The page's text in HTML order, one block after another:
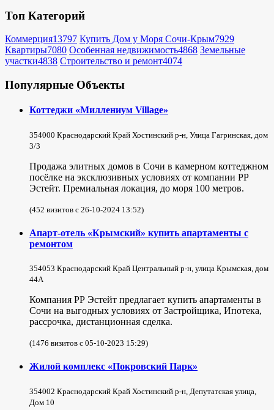
Топ Категорий
Коммерция13797 Купить Дом у Моря Сочи-Крым7929
Квартиры7080 Особенная недвижимость4868 Земельные
участки4838 Строительство и ремонт4074
Популярные Объекты
Коттеджи «Миллениум Village»
354000 Краснодарский Край Хостинский р-н, Улица Гагринская, дом
3/3
Продажа элитных домов в Сочи в камерном коттеджном
посёлке на эксклюзивных условиях от компании РР
Эстейт. Премиальная локация, до моря 100 метров.
(452 визитов с 26-10-2024 13:52)
Апарт-отель «Крымский» купить апартаменты с
ремонтом
354053 Краснодарский Край Центральный р-н, улица Крымская, дом
44А
Компания РР Эстейт предлагает купить апартаменты в
Сочи на выгодных условиях от Застройщика, Ипотека,
рассрочка, дистанционная сделка.
(1476 визитов с 05-10-2023 15:29)
Жилой комплекс «Покровский Парк»
354002 Краснодарский Край Хостинский р-н, Депутатская улица,
Дом 10